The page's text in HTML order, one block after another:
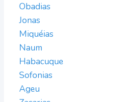
Obadias
Jonas
Miquéias
Naum
Habacuque
Sofonias
Ageu